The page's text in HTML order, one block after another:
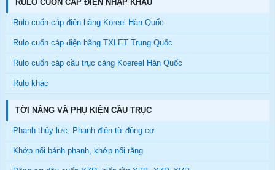
RULO CUỐN CÁP ĐIỆN NHẬP KHẨU
Rulo cuốn cáp điện hãng Koreel Hàn Quốc
Rulo cuốn cáp điện hãng TXLET Trung Quốc
Rulo cuốn cáp cầu trục cảng Koereel Hàn Quốc
Rulo khác
TỜI NÂNG VÀ PHỤ KIỆN CẦU TRỤC
Phanh thủy lực, Phanh điện từ động cơ
Khớp nối bánh phanh, khớp nối răng